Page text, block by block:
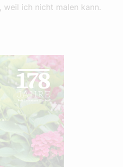
weil ich nicht malen kann.